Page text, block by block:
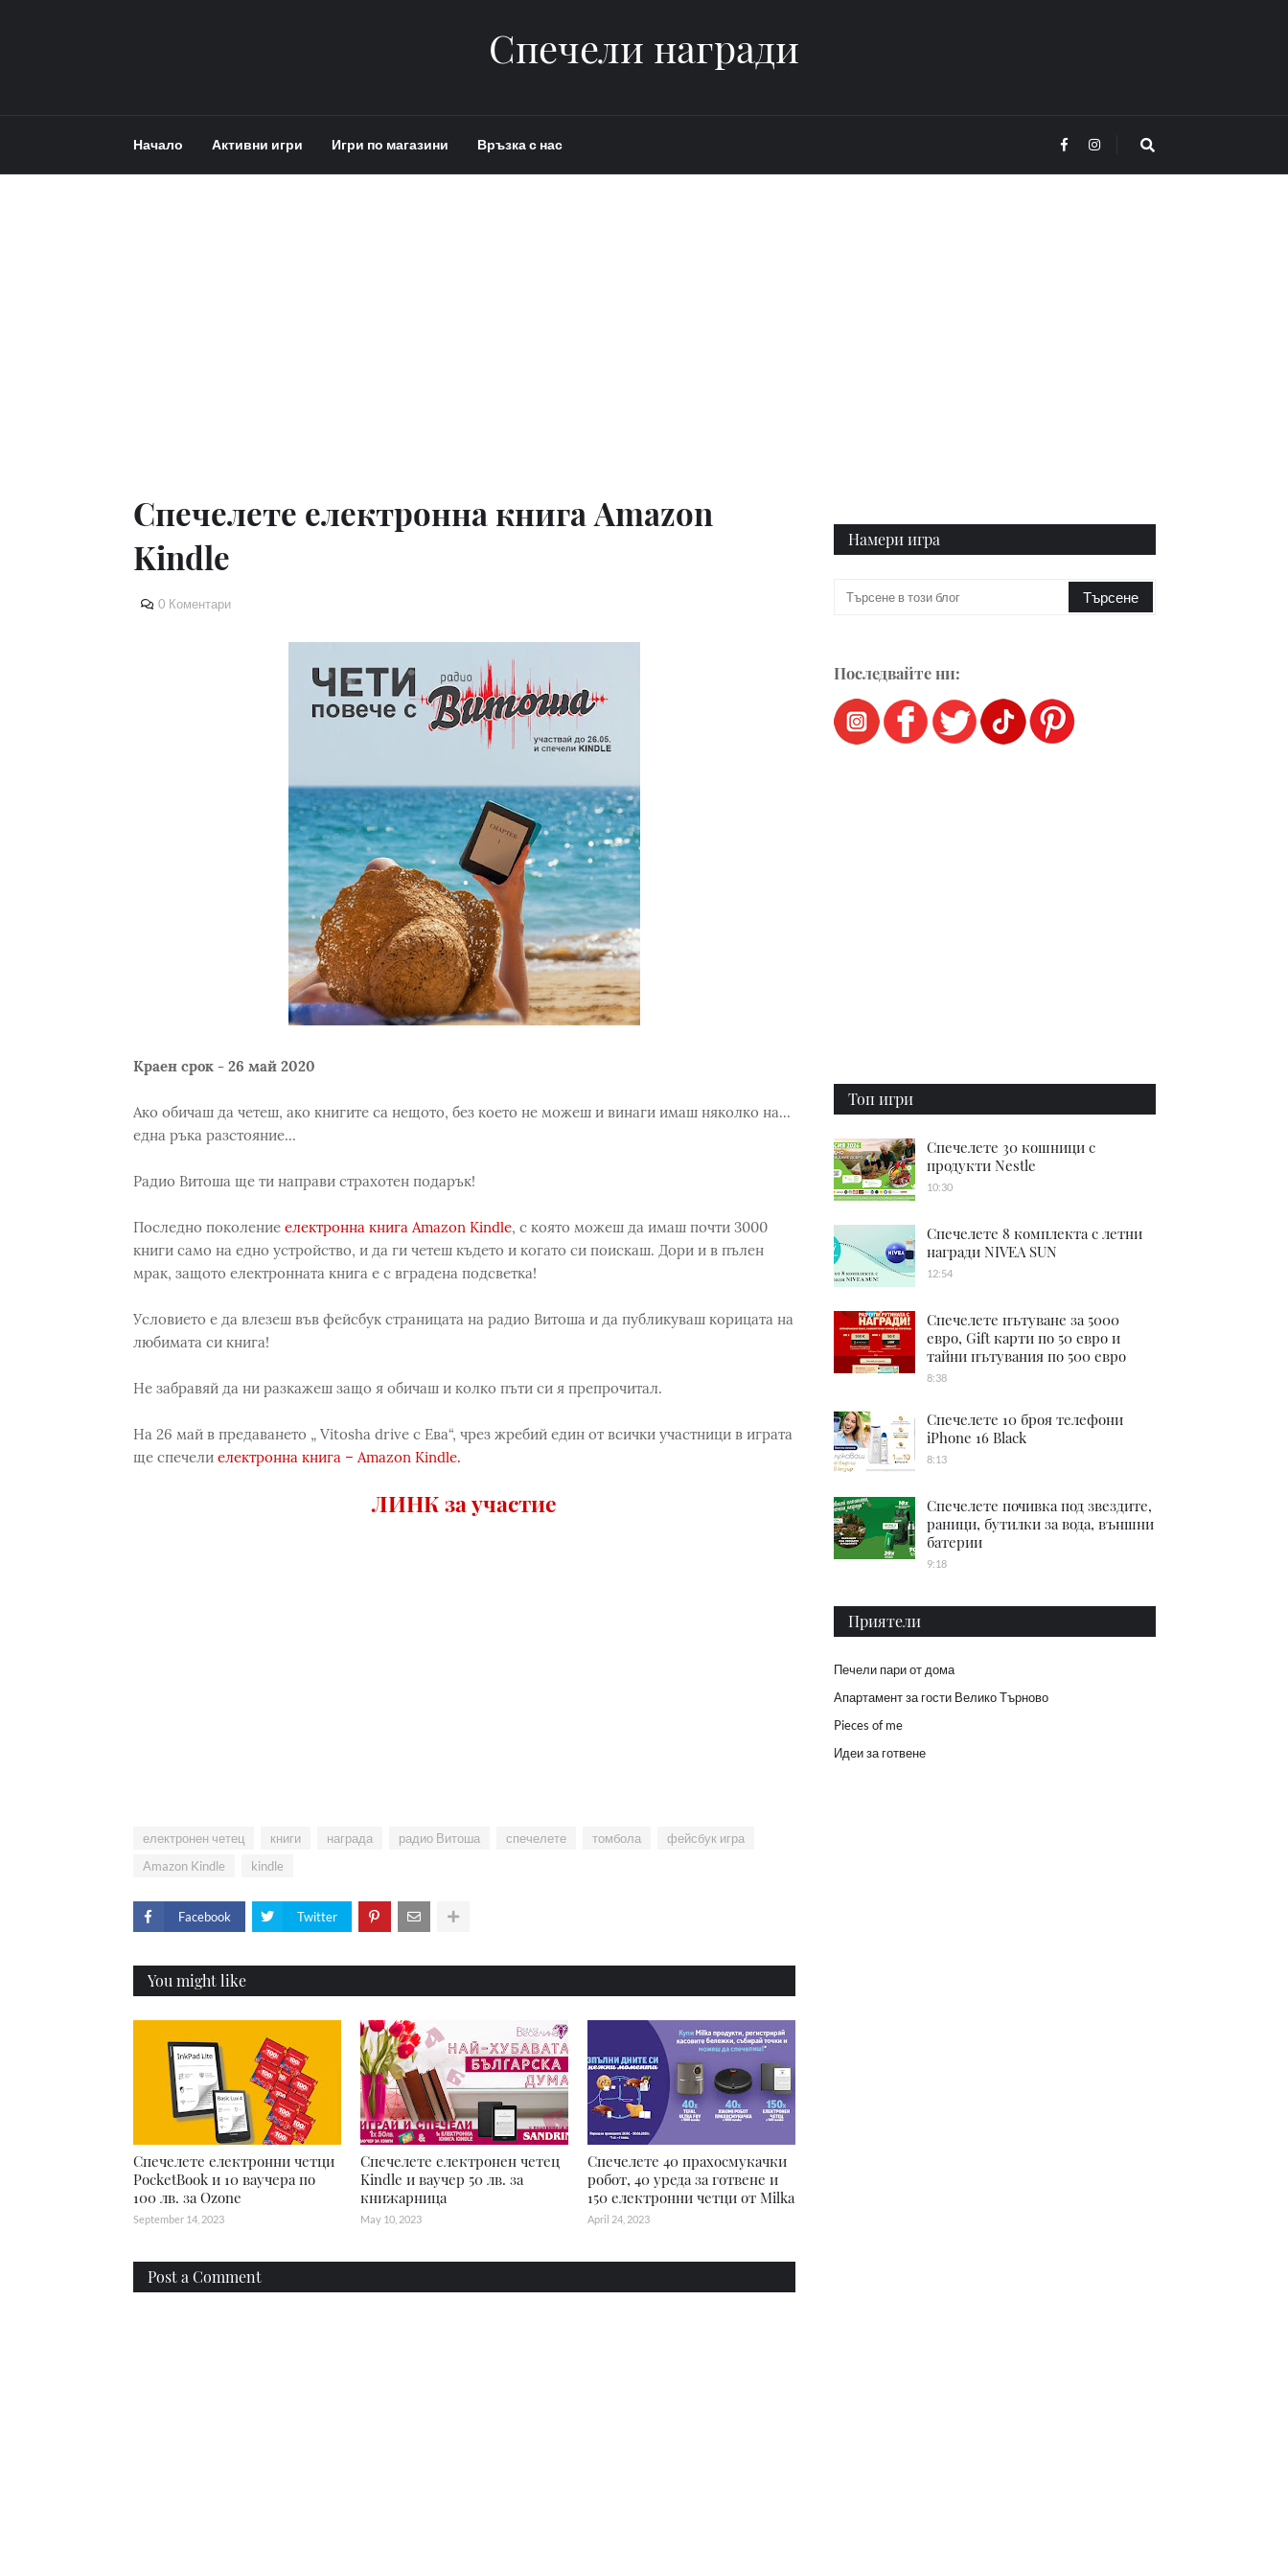
Спечели награди
Начало Активни игри Игри по магазини Връзка с нас
Спечелете електронна книга Amazon
Kindle
0 Коментари
Краен срок - 26 май 2020
Ако обичаш да четеш, ако книгите са нещото, без което не можеш и винаги имаш няколко на...
една ръка разстояние...
Радио Витоша ще ти направи страхотен подарък!
Последно поколение електронна книга Amazon Kindle, с която можеш да имаш почти 3000
книги само на едно устройство, и да ги четеш където и когато си поискаш. Дори и в пълен
мрак, защото електронната книга е с вградена подсветка!
Условието е да влезеш във фейсбук страницата на радио Витоша и да публикуваш корицата на
любимата си книга!
Не забравяй да ни разкажеш защо я обичаш и колко пъти си я препрочитал.
На 26 май в предаването „ Vitosha drive с Ева“, чрез жребий един от всички участници в играта
ще спечели електронна книга – Amazon Kindle.
ЛИНК за участие
електронен четец книги награда радио Витоша спечелете томбола
фейсбук игра
Amazon Kindle
kindle
Facebook Twitter
You might like
Спечелете електронни четци
PocketBook и 10 ваучера по
100 лв. за Ozone
September 14, 2023
Спечелете електронен четец
Kindle и ваучер 50 лв. за
книжарница
May 10, 2023
Спечелете 40 прахосмукачки
робот, 40 уреда за готвене и
150 електронни четци от Milka
April 24, 2023
Post a Comment
Намери игра
Последвайте ни:
Топ игри
Спечелете 30 кошници с
продукти Nestle
10:30
Спечелете 8 комплекта с летни
награди NIVEA SUN
12:54
Спечелете пътуване за 5000
евро, Gift карти по 50 евро и
тайни пътувания по 500 евро
8:38
Спечелете 10 броя телефони
iPhone 16 Black
8:13
Спечелете почивка под звездите,
раници, бутилки за вода, външни
батерии
9:18
Приятели
Печели пари от дома
Апартамент за гости Велико Търново
Pieces of me
Идеи за готвене